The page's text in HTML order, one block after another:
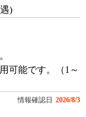
)
可能です。（1～
情報確認日 2026/8/3